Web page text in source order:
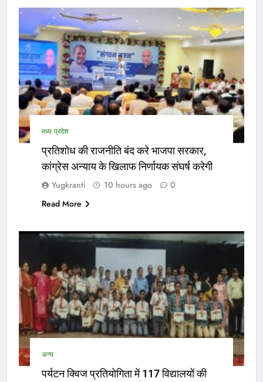
मध्य प्रदेश
प्रतिशोध की राजनीति बंद करे भाजपा सरकार,
कांग्रेस अन्याय के खिलाफ निर्णायक संघर्ष करेगी
Yugkranti 10 hours ago
0
Read More
अन्य
पर्यटन क्विज प्रतियोगिता में 117 विद्यालयों की